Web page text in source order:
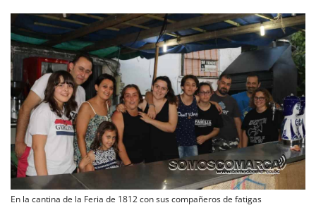
En la cantina de la Feria de 1812 con sus compañeros de fatigas